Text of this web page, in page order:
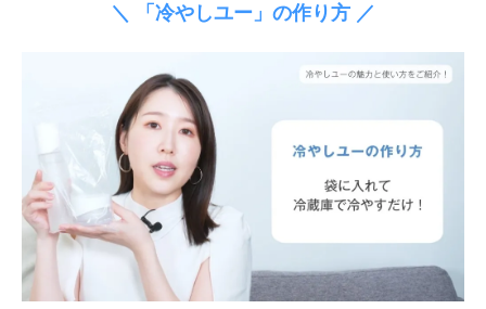
＼ 「冷やしユー」の作り方 ／